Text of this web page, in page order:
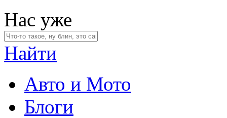
Нас уже
Найти
Авто и Мото
Блоги